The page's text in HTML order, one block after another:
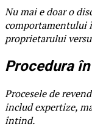
Nu mai e doar o
comportamentului
proprietarului
Procedura
Procesele de
includ expertize,
întind.